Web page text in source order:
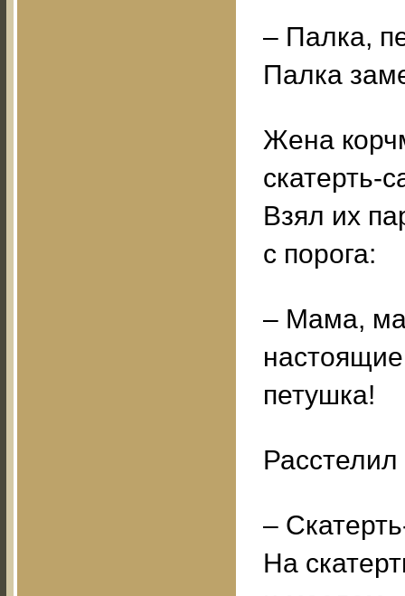
– Палка,
Палка
Жена
скатерть-
Взял их
с порога:
– Мама,
петушка!
Расстелил
–
На